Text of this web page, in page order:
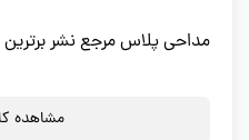
مداحی پلاس مرجع نشر برترین
مشاهده